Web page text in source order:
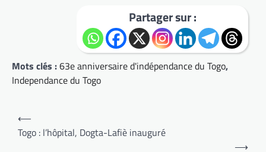
Partager sur :
Mots clés :63e anniversaire d'indépendance du Togo,
Independance du Togo
Navigation
de
⟵
Togo : l’hôpital, Dogta-Lafiè inauguré
⟶